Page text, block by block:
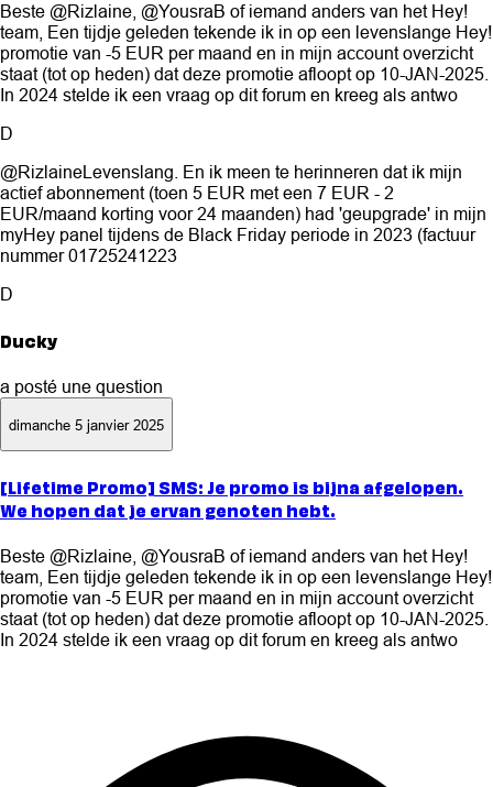
Beste @Rizlaine, @YousraB of iemand anders van het Hey!
team, Een tijdje geleden tekende ik in op een levenslange Hey!
promotie van -5 EUR per maand en in mijn account overzicht
staat (tot op heden) dat deze promotie afloopt op 10-JAN-2025.
In 2024 stelde ik een vraag op dit forum en kreeg als antwo
D
@RizlaineLevenslang. En ik meen te herinneren dat ik mijn
actief abonnement (toen 5 EUR met een 7 EUR - 2
EUR/maand korting voor 24 maanden) had 'geupgrade' in mijn
myHey panel tijdens de Black Friday periode in 2023 (factuur
nummer 01725241223
D
Ducky
a posté une question
dimanche 5 janvier 2025
[Lifetime Promo] SMS: Je promo is bijna afgelopen.
We hopen dat je ervan genoten hebt.
Beste @Rizlaine, @YousraB of iemand anders van het Hey!
team, Een tijdje geleden tekende ik in op een levenslange Hey!
promotie van -5 EUR per maand en in mijn account overzicht
staat (tot op heden) dat deze promotie afloopt op 10-JAN-2025.
In 2024 stelde ik een vraag op dit forum en kreeg als antwo